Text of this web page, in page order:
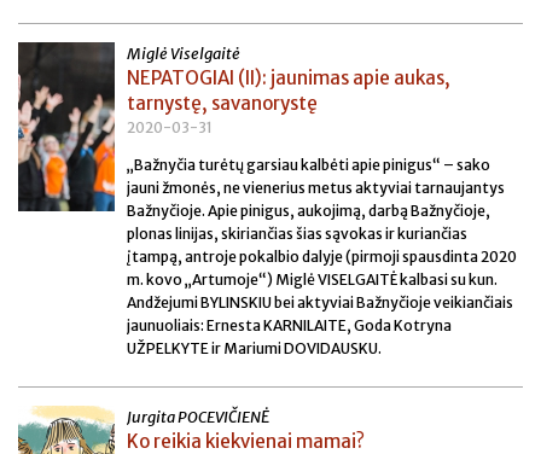
Miglė Viselgaitė
NEPATOGIAI (II): jaunimas apie aukas,
tarnystę, savanorystę
2020-03-31
„Bažnyčia turėtų garsiau kalbėti apie pinigus“ – sako
jauni žmonės, ne vienerius metus aktyviai tarnaujantys
Bažnyčioje. Apie pinigus, aukojimą, darbą Bažnyčioje,
plonas linijas, skiriančias šias sąvokas ir kuriančias
įtampą, antroje pokalbio dalyje (pirmoji spausdinta 2020
m. kovo „Artumoje“) Miglė VISELGAITĖ kalbasi su kun.
Andžejumi BYLINSKIU bei aktyviai Bažnyčioje veikiančiais
jaunuoliais: Ernesta KARNILAITE, Goda Kotryna
UŽPELKYTE ir Mariumi DOVIDAUSKU.
Jurgita POCEVIČIENĖ
Ko reikia kiekvienai mamai?